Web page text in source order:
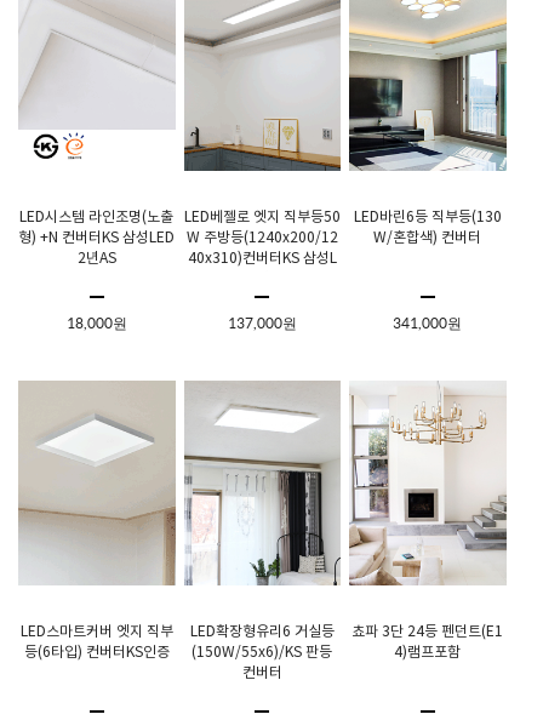
LED시스템 라인조명(노출
형) +N 컨버터KS 삼성LED
2년AS
18,000원
LED베젤로 엣지 직부등50
W 주방등(1240x200/12
40x310)컨버터KS 삼성L
137,000원
LED바린6등 직부등(130
W/혼합색) 컨버터
341,000원
LED스마트커버 엣지 직부
등(6타입) 컨버터KS인증
LED확장형유리6 거실등
(150W/55x6)/KS 판등
컨버터
쵸파 3단 24등 펜던트(E1
4)램프포함